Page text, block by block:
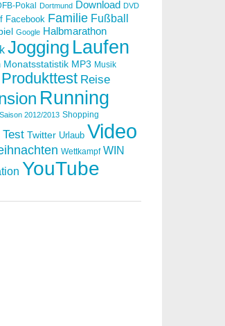
Pokal Dortmund Download DVD
Facebook Familie Fußball
Google Halbmarathon
Jogging Laufen
Monatsstatistik MP3 Musik
Produkttest Reise
Running
Saison 2012/2013 Shopping
Test Twitter Urlaub Video
Wettkampf WIN
YouTube